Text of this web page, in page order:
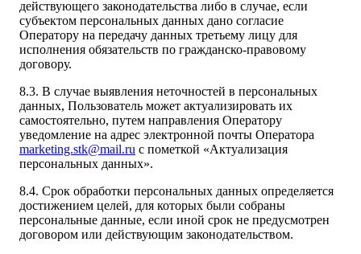
действующего законодательства либо в случае, если
субъектом персональных данных дано согласие
Оператору на передачу данных третьему лицу для
исполнения обязательств по гражданско-правовому
договору.
8.3. В случае выявления неточностей в персональных
данных, Пользователь может актуализировать их
самостоятельно, путем направления Оператору
уведомление на адрес электронной почты Оператора
marketing.stk@mail.ru с пометкой «Актуализация
персональных данных».
8.4. Срок обработки персональных данных определяется
достижением целей, для которых были собраны
персональные данные, если иной срок не предусмотрен
договором или действующим законодательством.